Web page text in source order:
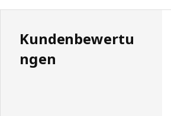
Kundenbewertu
ngen